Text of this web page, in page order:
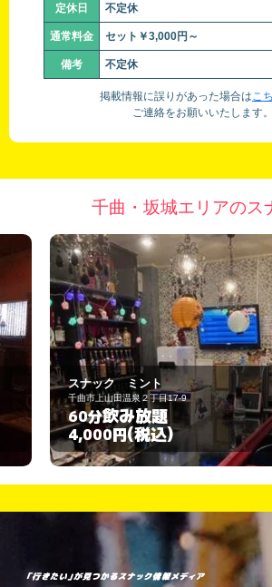
定休日 不定休
通常料金 セット￥3,000円～
備考 不定休
掲載情報に誤りがあった場合はこ
ご連絡をお願いいたします。
千曲・坂城エリアのス
１７番
千曲市小島3122
60分飲み放
3,000円(税